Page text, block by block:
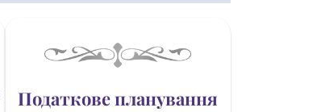
Податкове планування